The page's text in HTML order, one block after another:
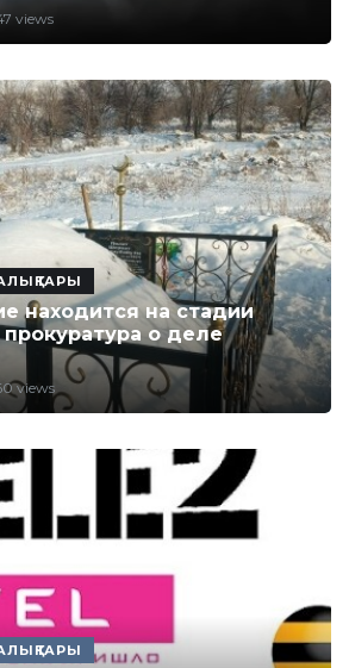
views
находится на стадии
о деле
views